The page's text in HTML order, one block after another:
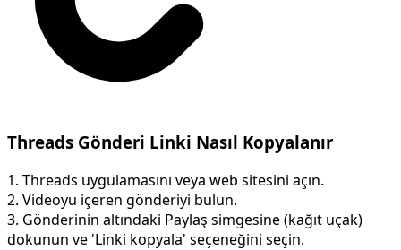
Threads Gönderi Linki Nasıl Kopyalanır
1. Threads uygulamasını veya web sitesini açın.
2. Videoyu içeren gönderiyi bulun.
3. Gönderinin altındaki Paylaş simgesine (kağıt uçak)
dokunun ve 'Linki kopyala' seçeneğini seçin.